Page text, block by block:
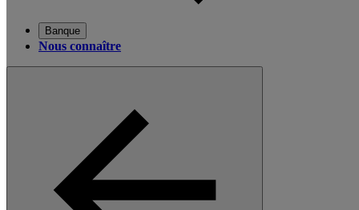
Banque
Nous connaître